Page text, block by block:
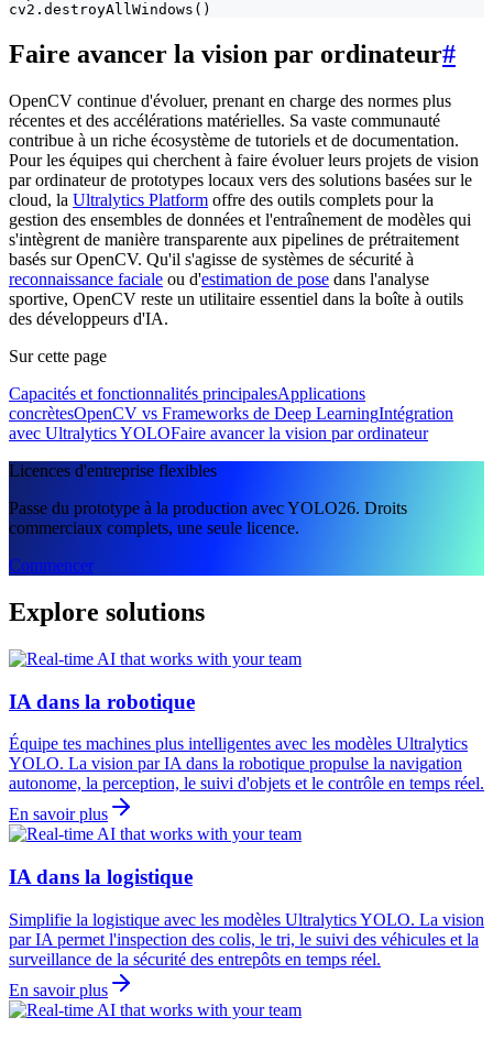
cv2.destroyAllWindows()
Faire avancer la vision par ordinateur#
OpenCV continue d'évoluer, prenant en charge des normes plus
récentes et des accélérations matérielles. Sa vaste communauté
contribue à un riche écosystème de tutoriels et de documentation.
Pour les équipes qui cherchent à faire évoluer leurs projets de vision
par ordinateur de prototypes locaux vers des solutions basées sur le
cloud, la Ultralytics Platform offre des outils complets pour la
gestion des ensembles de données et l'entraînement de modèles qui
s'intègrent de manière transparente aux pipelines de prétraitement
basés sur OpenCV. Qu'il s'agisse de systèmes de sécurité à
reconnaissance faciale ou d'estimation de pose dans l'analyse
sportive, OpenCV reste un utilitaire essentiel dans la boîte à outils
des développeurs d'IA.
Sur cette page
Capacités et fonctionnalités principalesApplications
concrètesOpenCV vs Frameworks de Deep LearningIntégration
avec Ultralytics YOLOFaire avancer la vision par ordinateur
Licences d'entreprise flexibles
Passe du prototype à la production avec YOLO26. Droits
commerciaux complets, une seule licence.
Commencer
Explore solutions
IA dans la robotique
Équipe tes machines plus intelligentes avec les modèles Ultralytics
YOLO. La vision par IA dans la robotique propulse la navigation
autonome, la perception, le suivi d'objets et le contrôle en temps réel.
En savoir plus
IA dans la logistique
Simplifie la logistique avec les modèles Ultralytics YOLO. La vision
par IA permet l'inspection des colis, le tri, le suivi des véhicules et la
surveillance de la sécurité des entrepôts en temps réel.
En savoir plus